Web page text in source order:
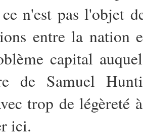
ce n'est pas l'objet
entre la
capital
de Samuel
trop de légèreté
ici.